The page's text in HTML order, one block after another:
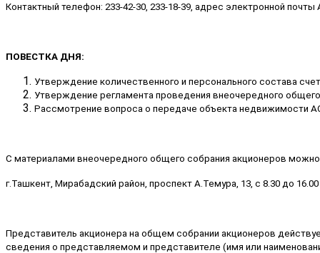
Контактный телефон: 233-42-30, 233-18-39, адрес электронной почты
ПОВЕСТКА ДНЯ:
Утверждение количественного и персонального состава
Утверждение регламента проведения внеочередного
Рассмотрение вопроса о передаче объекта недвижимости
С материалами внеочередного общего собрания акционеров
г.Ташкент, Мирабадский район, проспект А.Темура, 13, с 8.30 до
Представитель акционера на общем собрании акционеров
сведения о представляемом и представителе (имя или